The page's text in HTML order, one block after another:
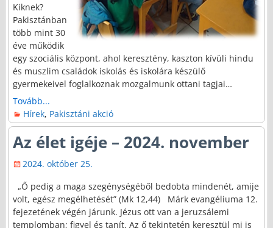
Kiknek?
Pakisztánban
több mint 30
éve működik
egy szociális központ, ahol keresztény, kaszton kívüli hindu
és muszlim családok iskolás és iskolára készülő
gyermekeivel foglalkoznak mozgalmunk ottani tagjai…
Tovább...
Hírek, Pakisztáni akció
Az élet igéje – 2024. november
2024. október 25.
„Ő pedig a maga szegénységéből bedobta mindenét, amije
volt, egész megélhetését” (Mk 12,44) Márk evangéliuma 12.
fejezetének végén járunk. Jézus ott van a jeruzsálemi
templomban; figyel és tanít. Az ő tekintetén keresztül mi is